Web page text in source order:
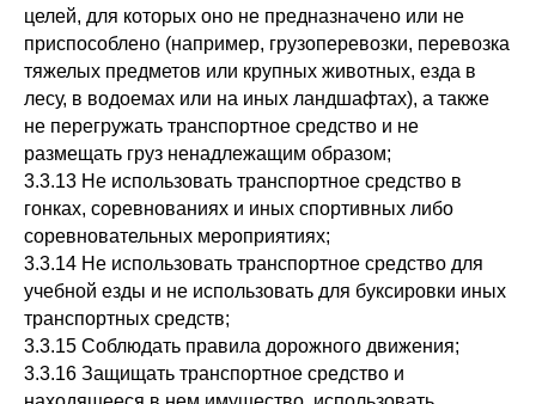
целей, для которых оно не предназначено или не
приспособлено (например, грузоперевозки, перевозка
тяжелых предметов или крупных животных, езда в
лесу, в водоемах или на иных ландшафтах), а также
не перегружать транспортное средство и не
размещать груз ненадлежащим образом;
3.3.13 Не использовать транспортное средство в
гонках, соревнованиях и иных спортивных либо
соревновательных мероприятиях;
3.3.14 Не использовать транспортное средство для
учебной езды и не использовать для буксировки иных
транспортных средств;
3.3.15 Соблюдать правила дорожного движения;
3.3.16 Защищать транспортное средство и